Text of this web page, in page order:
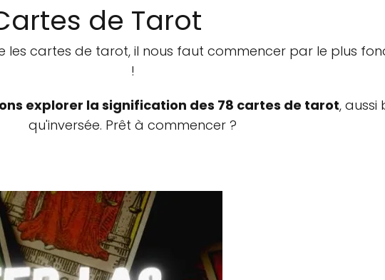
de Tarot
les cartes de tarot, il nous faut commencer par le plus
!
explorer la signification des 78 cartes de tarot, aussi
qu'inversée. Prêt à commencer ?